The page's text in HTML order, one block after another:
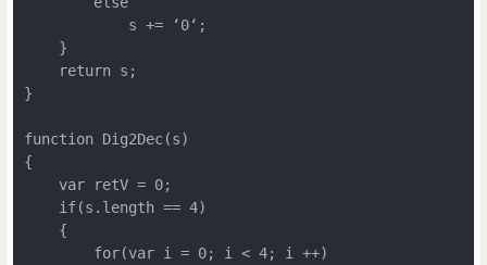
            s += ‘0‘;
    }
    return s;
}
function Dig2Dec(s)
{
    var retV = 0;
    if(s.length == 4)
    {
        for(var i = 0; i < 4; i ++)